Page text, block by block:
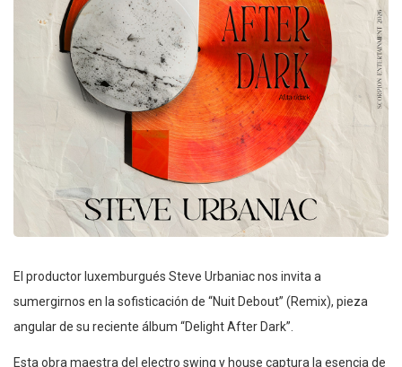
El productor luxemburgués Steve Urbaniac nos invita a
sumergirnos en la sofisticación de “Nuit Debout” (Remix), pieza
angular de su reciente álbum “Delight After Dark”.
Esta obra maestra del electro swing y house captura la esencia de